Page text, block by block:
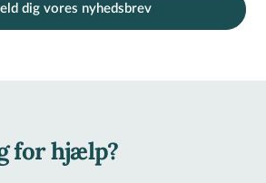
dig vores nyhedsbrev
for hjælp?